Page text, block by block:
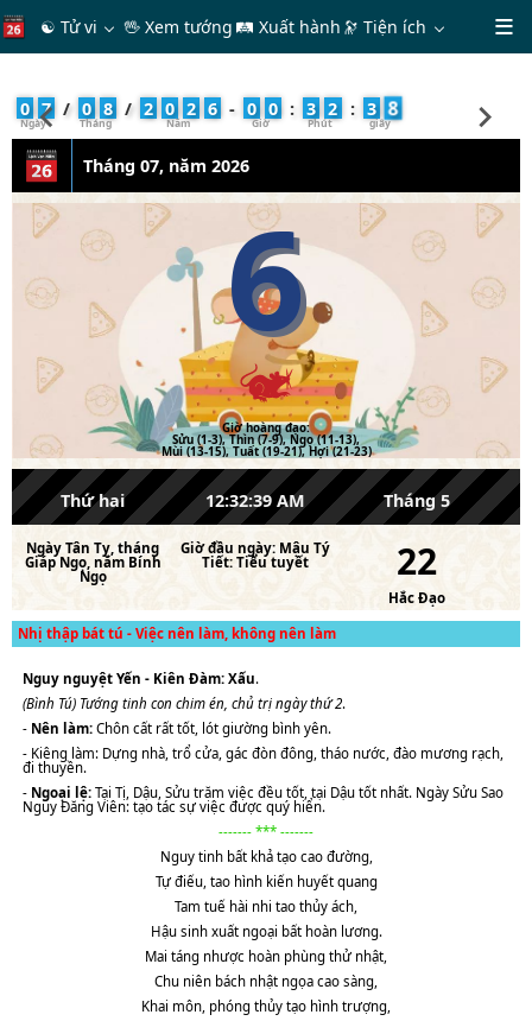
☯ Tử vi 🖖 Xem tướng 🛤 Xuất hành 🔭Tiện ích
0 7 / 0 8 / 2 0 2 6 - 0 0 : 3 2 : 3 9
Tháng 07, năm 2026
6
Giờ hoàng đạo:
Sửu (1-3), Thìn (7-9), Ngọ (11-13),
Mùi (13-15), Tuất (19-21), Hợi (21-23)
Thứ hai 12:32:39 AM Tháng 5
NgàyTân Tỵ , tháng
Giáp Ngọ, năm Bính
Ngọ
Giờ đầu ngày: Mậu Tý
Tiết: Tiểu tuyết 22
Hắc Đạo
Nhị thập bát tú - Việc nên làm, không nên làm
Nguy nguyệt Yến - Kiên Đàm: Xấu.
(Bình Tú) Tướng tinh con chim én, chủ trị ngày thứ 2.
- Nên làm: Chôn cất rất tốt, lót giường bình yên.
- Kiêng làm: Dựng nhà, trổ cửa, gác đòn đông, tháo nước, đào mương rạch,
đi thuyền.
- Ngoại lệ: Tại Tị, Dậu, Sửu trăm việc đều tốt, tại Dậu tốt nhất. Ngày Sửu Sao
Nguy Đăng Viên: tạo tác sự việc được quý hiển.
------- *** -------
Nguy tinh bất khả tạo cao đường,
Tự điếu, tao hình kiến huyết quang
Tam tuế hài nhi tao thủy ách,
Hậu sinh xuất ngoại bất hoàn lương.
Mai táng nhược hoàn phùng thử nhật,
Chu niên bách nhật ngọa cao sàng,
Khai môn, phóng thủy tạo hình trượng,